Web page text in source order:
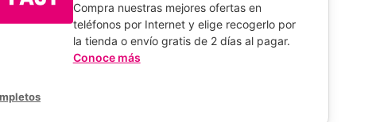
Compra nuestras mejores ofertas en
teléfonos por Internet y elige recogerlo por
la tienda o envío gratis de 2 días al pagar.
Conoce más